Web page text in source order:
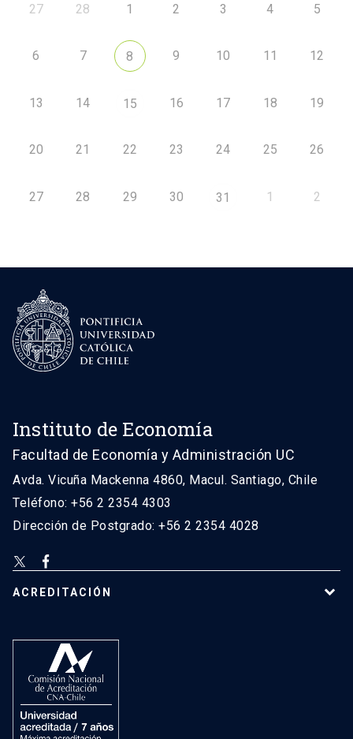
27 28 1 2 3 4 5
6 7 8 9 10 11 12
13 14 15 16 17 18 19
20 21 22 23 24 25 26
27 28 29 30 31 1 2
Instituto de Economía
Facultad de Economía y Administración UC
Avda. Vicuña Mackenna 4860, Macul. Santiago, Chile
Teléfono: +56 2 2354 4303
Dirección de Postgrado: +56 2 2354 4028
ACREDITACIÓN